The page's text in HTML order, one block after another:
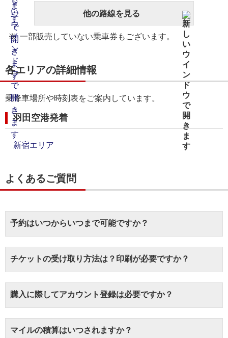
他の路線を見る
一部販売していない乗車券もございます。
各エリアの詳細情報
乗降車場所や時刻表をご案内しています。
羽田空港発着
新宿エリア
よくあるご質問
予約はいつからいつまで可能ですか？
チケットの受け取り方法は？印刷が必要ですか？
購入に際してアカウント登録は必要ですか？
マイルの積算はいつされますか？